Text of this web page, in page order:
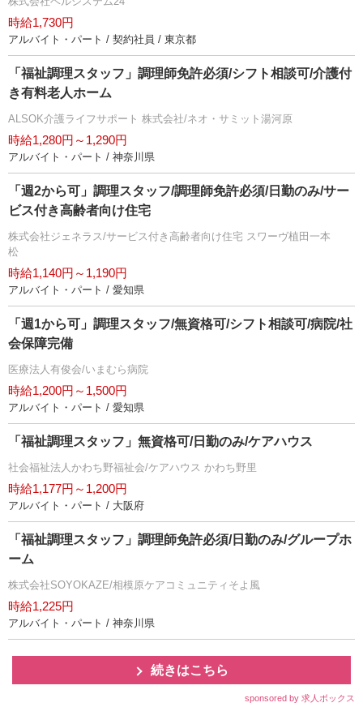
時給1,730円
アルバイト・パート / 契約社員 / 東京都
「福祉調理スタッフ」調理師免許必須/シフト相談可/介護付
き有料老人ホーム
ALSOK介護ライフサポート 株式会社/ネオ・サミット湯河原
時給1,280円～1,290円
アルバイト・パート / 神奈川県
「週2から可」調理スタッフ/調理師免許必須/日勤のみ/サー
ビス付き高齢者向け住宅
株式会社ジェネラス/サービス付き高齢者向け住宅 スワーヴ植田一本
松
時給1,140円～1,190円
アルバイト・パート / 愛知県
「週1から可」調理スタッフ/無資格可/シフト相談可/病院/社
会保障完備
医療法人有俊会/いまむら病院
時給1,200円～1,500円
アルバイト・パート / 愛知県
「福祉調理スタッフ」無資格可/日勤のみ/ケアハウス
社会福祉法人かわち野福祉会/ケアハウス かわち野里
時給1,177円～1,200円
アルバイト・パート / 大阪府
「福祉調理スタッフ」調理師免許必須/日勤のみ/グループホ
ーム
株式会社SOYOKAZE/相模原ケアコミュニティそよ風
時給1,225円
アルバイト・パート / 神奈川県
続きはこちら
sponsored by 求人ボックス